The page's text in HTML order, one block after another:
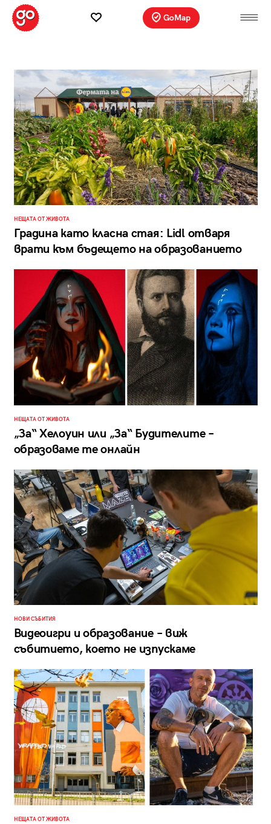
GoMap
НЕЩАТА ОТ ЖИВОТА
Градина като класна стая: Lidl отваря
врати към бъдещето на образованието
НЕЩАТА ОТ ЖИВОТА
„За“ Хелоуин или „За“ Будителите –
образоваме те онлайн
НОВИ СЪБИТИЯ
Видеоигри и образование – виж
събитието, което не изпускаме
НЕЩАТА ОТ ЖИВОТА